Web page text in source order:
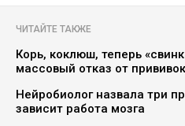
ЧИТАЙТЕ ТАКЖЕ
Корь, коклюш, теперь
массовый отказ от прививок
Нейробиолог назвала три
зависит работа мозга